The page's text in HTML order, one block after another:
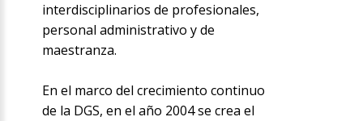
interdisciplinarios de profesionales,
personal administrativo y de
maestranza.
En el marco del crecimiento continuo
de la DGS, en el año 2004 se crea el